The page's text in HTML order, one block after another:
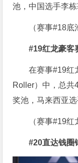
池，中国选手李栋
（赛事#18
#19红龙豪客
在赛事#19红
Roller）中，总共
奖池，马来西亚
（赛事#19
#20直达钱圈